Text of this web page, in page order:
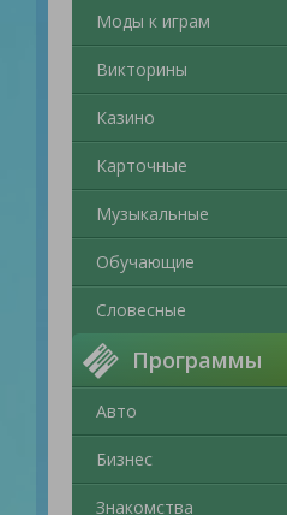
Моды к играм
Викторины
Казино
Карточные
Музыкальные
Обучающие
Словесные
Программы
Авто
Бизнес
Знакомства